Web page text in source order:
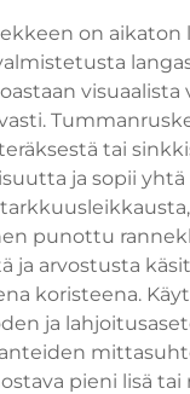
on aikaton
tai
ja sopii
punottu
ja arvostusta
koristeena.
ja
pieni lisä